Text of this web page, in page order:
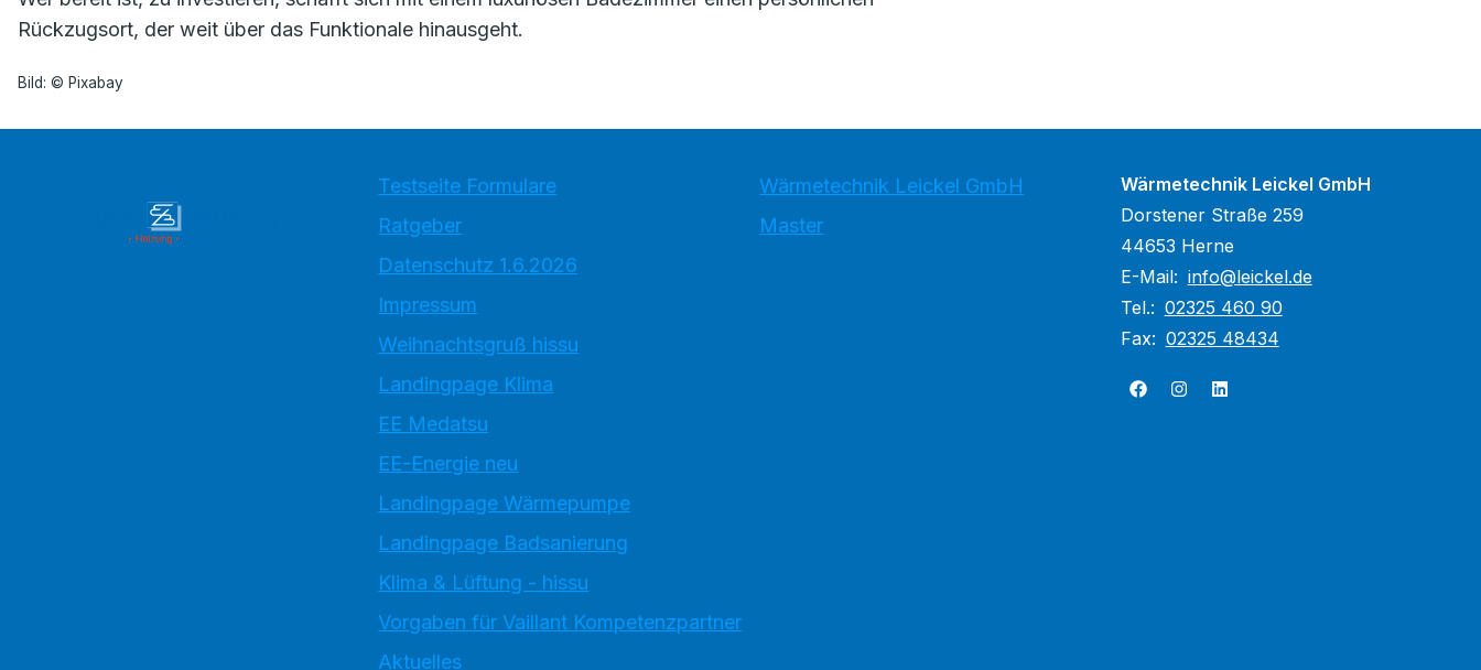
Rückzugsort, der weit über das Funktionale hinausgeht.
Bild: © Pixabay
Testseite Formulare
Ratgeber
Datenschutz 1.6.2026
Impressum
Weihnachtsgruß hissu
Landingpage Klima
EE Medatsu
EE-Energie neu
Landingpage Wärmepumpe
Landingpage Badsanierung
Klima & Lüftung - hissu
Vorgaben für Vaillant Kompetenzpartner
Aktuelles
Wärmetechnik Leickel GmbH
Master
Wärmetechnik Leickel GmbH
Dorstener Straße 259
44653 Herne
E-Mail: info@leickel.de
Tel.: 02325 460 90
Fax: 02325 48434